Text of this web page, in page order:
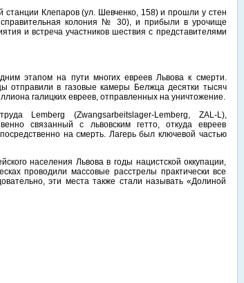
Клепаров (ул. Шевченко, 158) и прошли у стен
колония № 30), и прибыли в урочище
и встреча участников шествия с представителями
этапом на пути многих евреев Львова к смерти.
отправили в газовые камеры Белжца десятки тысяч
галицких евреев, отправленных на уничтожение.
Lemberg (Zwangsarbeitslager-Lemberg, ZAL-L),
связанный с львовским гетто, откуда евреев
на смерть. Лагерь был ключевой частью
населения Львова в годы нацистской оккупации,
проводили массовые расстрелы практически все
эти места также стали называть «Долиной